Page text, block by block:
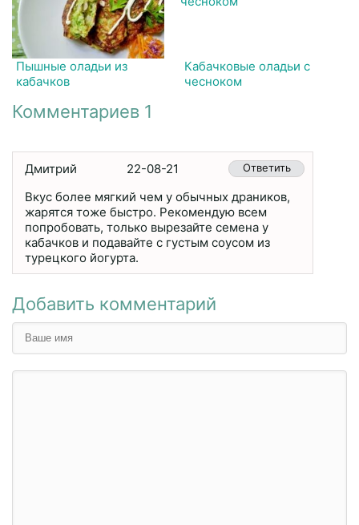
Пышные оладьи из
кабачков
Кабачковые оладьи с
чесноком
Комментариев 1
Дмитрий 22-08-21 Ответить
Вкус более мягкий чем у обычных драников,
жарятся тоже быстро. Рекомендую всем
попробовать, только вырезайте семена у
кабачков и подавайте с густым соусом из
турецкого йогурта.
Добавить комментарий